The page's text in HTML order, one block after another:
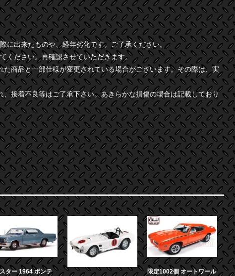
に出来たものや、経年劣化です。ご了承ください。
ください。再確認させていただきます。
商品と一部仕様が変更されている場合がございます。その際は、実
接着不良等はご了承下さい。あきらかな損傷の場合は記載しており
ター 1964 ポンテ
限定1002個 オートワール